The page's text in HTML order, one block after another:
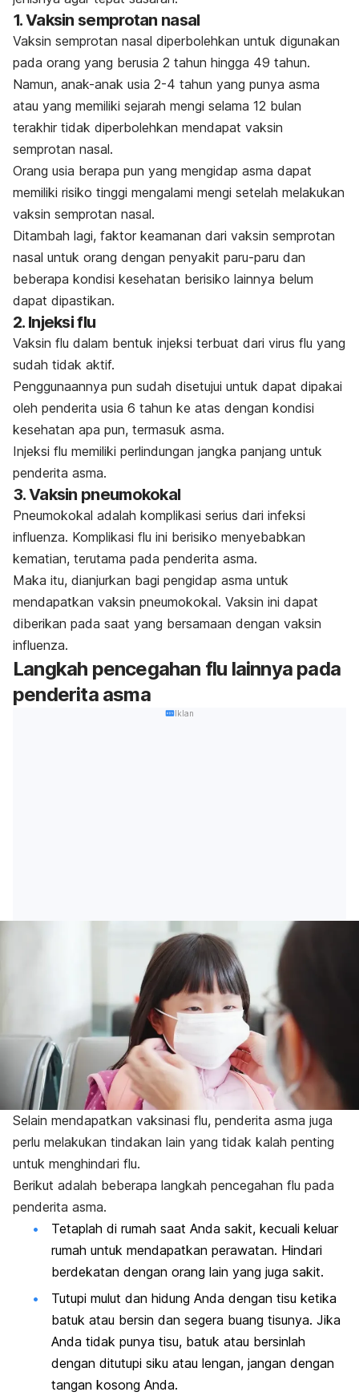
1. Vaksin semprotan nasal
Vaksin semprotan nasal diperbolehkan untuk digunakan
pada orang yang berusia 2 tahun hingga 49 tahun.
Namun, anak-anak usia 2-4 tahun yang punya asma
atau yang memiliki sejarah mengi selama 12 bulan
terakhir tidak diperbolehkan mendapat vaksin
semprotan nasal.
Orang usia berapa pun yang mengidap asma dapat
memiliki risiko tinggi mengalami mengi setelah melakukan
vaksin semprotan nasal.
Ditambah lagi, faktor keamanan dari vaksin semprotan
nasal untuk orang dengan penyakit paru-paru dan
beberapa kondisi kesehatan berisiko lainnya belum
dapat dipastikan.
2. Injeksi flu
Vaksin flu dalam bentuk injeksi terbuat dari virus flu yang
sudah tidak aktif.
Penggunaannya pun sudah disetujui untuk dapat dipakai
oleh penderita usia 6 tahun ke atas dengan kondisi
kesehatan apa pun, termasuk asma.
Injeksi flu memiliki perlindungan jangka panjang untuk
penderita asma.
3. Vaksin pneumokokal
Pneumokokal adalah komplikasi serius dari infeksi
influenza. Komplikasi flu ini berisiko menyebabkan
kematian, terutama pada penderita asma.
Maka itu, dianjurkan bagi pengidap asma untuk
mendapatkan vaksin pneumokokal. Vaksin ini dapat
diberikan pada saat yang bersamaan dengan vaksin
influenza.
Langkah pencegahan flu lainnya pada
penderita asma
Iklan
Selain mendapatkan vaksinasi flu, penderita asma juga
perlu melakukan tindakan lain yang tidak kalah penting
untuk menghindari flu.
Berikut adalah beberapa langkah pencegahan flu pada
penderita asma.
Tetaplah di rumah saat Anda sakit, kecuali keluar
rumah untuk mendapatkan perawatan. Hindari
berdekatan dengan orang lain yang juga sakit.
Tutupi mulut dan hidung Anda dengan tisu ketika
batuk atau bersin dan segera buang tisunya. Jika
Anda tidak punya tisu, batuk atau bersinlah
dengan ditutupi siku atau lengan, jangan dengan
tangan kosong Anda.